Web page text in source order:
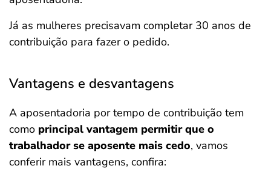
Já as mulheres precisavam completar 30 anos de
contribuição para fazer o pedido.
Vantagens e desvantagens
A aposentadoria por tempo de contribuição tem
como principal vantagem permitir que o
trabalhador se aposente mais cedo, vamos
conferir mais vantagens, confira: